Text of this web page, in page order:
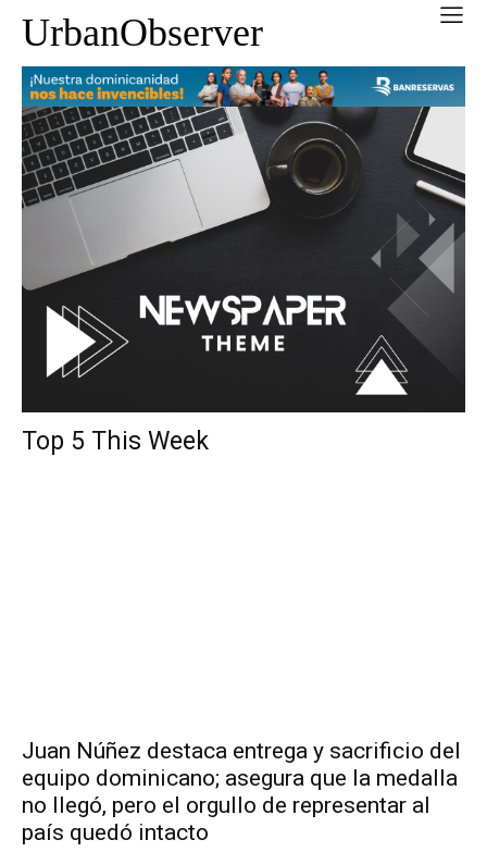
UrbanObserver
Top 5 This Week
Juan Núñez destaca entrega y sacrificio del
equipo dominicano; asegura que la medalla
no llegó, pero el orgullo de representar al
país quedó intacto